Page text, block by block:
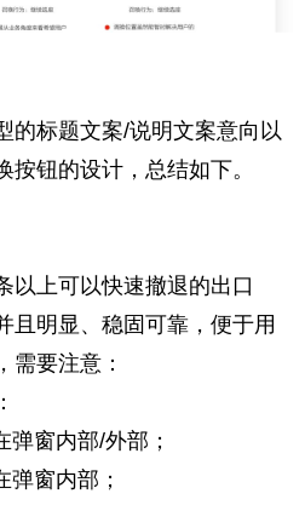
的标题文案/说明文案意向以
钮的设计，总结如下。
以上可以快速撤退的出口
且明显、稳固可靠，便于用
需要注意：
弹窗内部/外部；
弹窗内部；